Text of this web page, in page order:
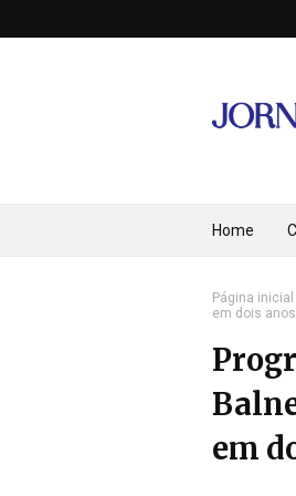
Home
Página inicial
em dois anos
em